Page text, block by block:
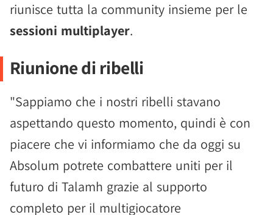
riunisce tutta la community insieme per le
sessioni multiplayer.
Riunione di ribelli
"Sappiamo che i nostri ribelli stavano
aspettando questo momento, quindi è con
piacere che vi informiamo che da oggi su
Absolum potrete combattere uniti per il
futuro di Talamh grazie al supporto
completo per il multigiocatore